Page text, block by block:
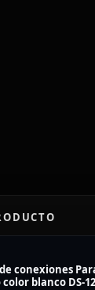
conexiones
blanco DS-